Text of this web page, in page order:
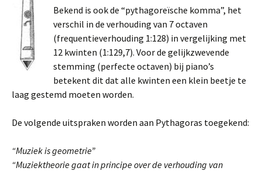
Bekend is ook de “pythagoreïsche komma”, het
verschil in de verhouding van 7 octaven
(frequentieverhouding 1:128) in vergelijking met
12 kwinten (1:129,7). Voor de gelijkzwevende
stemming (perfecte octaven) bij piano’s
betekent dit dat alle kwinten een klein beetje te
laag gestemd moeten worden.
De volgende uitspraken worden aan Pythagoras toegekend:
“Muziek is geometrie”
“Muziektheorie gaat in principe over de verhouding van